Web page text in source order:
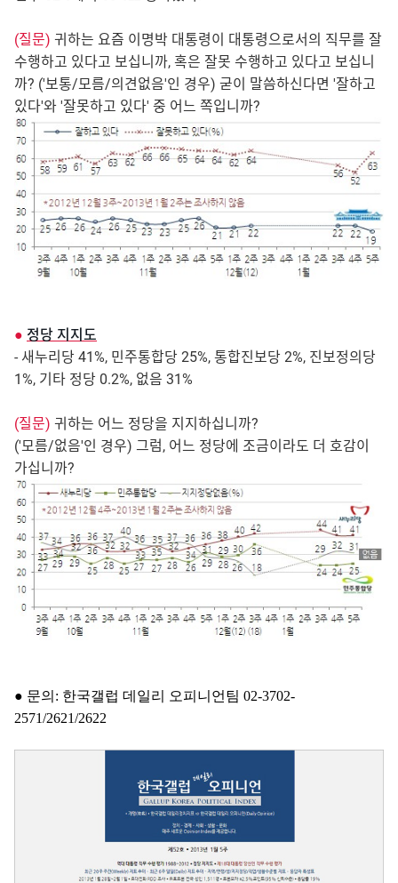
(질문) 귀하는 요즘 이명박 대통령이 대통령으로서의 직무를 잘
수행하고 있다고 보십니까, 혹은 잘못 수행하고 있다고 보십니
까? ('보통/모름/의견없음'인 경우) 굳이 말씀하신다면 '잘하고
있다'와 '잘못하고 있다' 중 어느 쪽입니까?
● 정당 지지도
- 새누리당 41%, 민주통합당 25%, 통합진보당 2%, 진보정의당
1%, 기타 정당 0.2%, 없음 31%
(질문) 귀하는 어느 정당을 지지하십니까?
('모름/없음'인 경우) 그럼, 어느 정당에 조금이라도 더 호감이
가십니까?
● 문의: 한국갤럽 데일리 오피니언팀 02-3702-
2571/2621/2622